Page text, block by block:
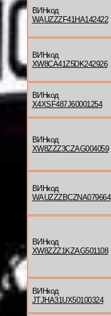
ВИНкод
WAUZZZF41HA142422
ВИНкод
XW8CA41Z5DK242926
ВИНкод
X4XSF487J60001254
ВИНкод
XW8ZZZ3CZAG004059
ВИНкод
WAUZZZBCZNA079664
ВИНкод
XW8ZZZ1KZAG501108
ВИНкод
JTJHA31UX50100324